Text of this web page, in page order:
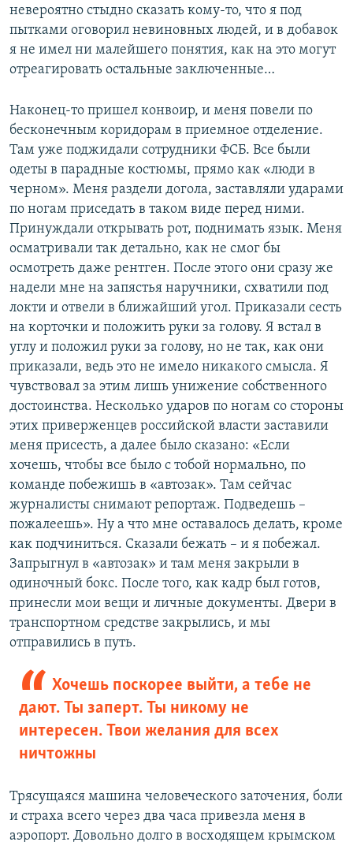
невероятно стыдно сказать кому-то, что я под
пытками оговорил невиновных людей, и в добавок
я не имел ни малейшего понятия, как на это могут
отреагировать остальные заключенные…
Наконец-то пришел конвоир, и меня повели по
бесконечным коридорам в приемное отделение.
Там уже поджидали сотрудники ФСБ. Все были
одеты в парадные костюмы, прямо как «люди в
черном». Меня раздели догола, заставляли ударами
по ногам приседать в таком виде перед ними.
Принуждали открывать рот, поднимать язык. Меня
осматривали так детально, как не смог бы
осмотреть даже рентген. После этого они сразу же
надели мне на запястья наручники, схватили под
локти и отвели в ближайший угол. Приказали сесть
на корточки и положить руки за голову. Я встал в
углу и положил руки за голову, но не так, как они
приказали, ведь это не имело никакого смысла. Я
чувствовал за этим лишь унижение собственного
достоинства. Несколько ударов по ногам со стороны
этих приверженцев российской власти заставили
меня присесть, а далее было сказано: «Если
хочешь, чтобы все было с тобой нормально, по
команде побежишь в «автозак». Там сейчас
журналисты снимают репортаж. Подведешь –
пожалеешь». Ну а что мне оставалось делать, кроме
как подчиниться. Сказали бежать – и я побежал.
Запрыгнул в «автозак» и там меня закрыли в
одиночный бокс. После того, как кадр был готов,
принесли мои вещи и личные документы. Двери в
транспортном средстве закрылись, и мы
отправились в путь.
Хочешь поскорее выйти, а тебе не
дают. Ты заперт. Ты никому не
интересен. Твои желания для всех
ничтожны
Трясущаяся машина человеческого заточения, боли
и страха всего через два часа привезла меня в
аэропорт. Довольно долго в восходящем крымском